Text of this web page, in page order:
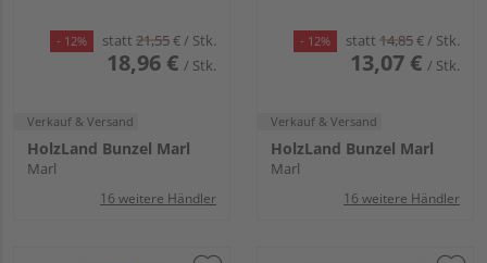
- 12% statt 21,55€/ Stk.
18,96 € / Stk.
Verkauf & Versand
HolzLand Bunzel Marl
Marl
16 weitere Händler
- 12% statt 14,85€/ Stk.
13,07 € / Stk.
Verkauf & Versand
HolzLand Bunzel Marl
Marl
16 weitere Händler